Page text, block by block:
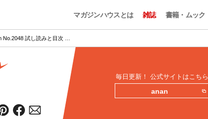
マガジンハウスとは 雑誌 書籍・ムック
No.2048 試し読みと目次 …
毎日更新！ 公式サイトはこちら
anan